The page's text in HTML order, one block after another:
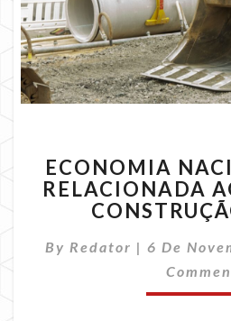
AO
DA
ECONOMIA
RELACIONADA
By Redator | 6 De